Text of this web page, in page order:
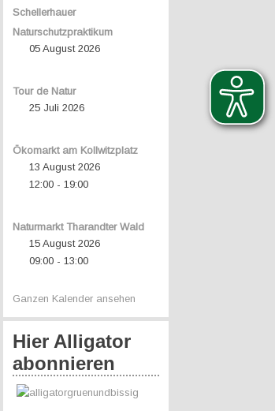
Schellerhauer
Naturschutzpraktikum
05 August 2026
Tour de Natur
25 Juli 2026
Ökomarkt am Kollwitzplatz
13 August 2026
12:00 -19:00
Naturmarkt Tharandter Wald
15 August 2026
09:00 -13:00
Ganzen Kalender ansehen
Hier Alligator
abonnieren